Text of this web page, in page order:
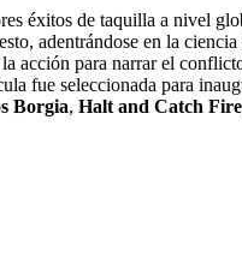
éxitos de taquilla a nivel
adentrándose en la
acción para narrar el
fue seleccionada para
Borgia, Halt and Catch Fire